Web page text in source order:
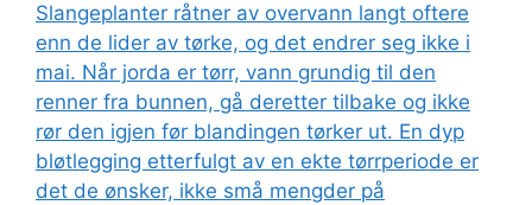
Slangeplanter råtner av overvann langt oftere
enn de lider av tørke, og det endrer seg ikke i
mai. Når jorda er tørr, vann grundig til den
renner fra bunnen, gå deretter tilbake og ikke
rør den igjen før blandingen tørker ut. En dyp
bløtlegging etterfulgt av en ekte tørrperiode er
det de ønsker, ikke små mengder på